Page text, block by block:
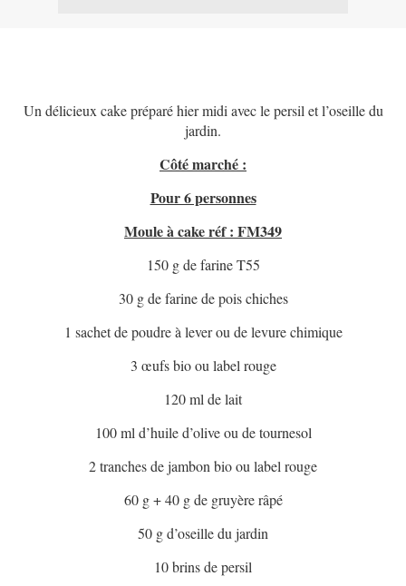
Un délicieux cake préparé hier midi avec le persil et l’oseille du
jardin.
Côté marché :
Pour 6 personnes
Moule à cake réf : FM349
150 g de farine T55
30 g de farine de pois chiches
1 sachet de poudre à lever ou de levure chimique
3 œufs bio ou label rouge
120 ml de lait
100 ml d’huile d’olive ou de tournesol
2 tranches de jambon bio ou label rouge
60 g + 40 g de gruyère râpé
50 g d’oseille du jardin
10 brins de persil